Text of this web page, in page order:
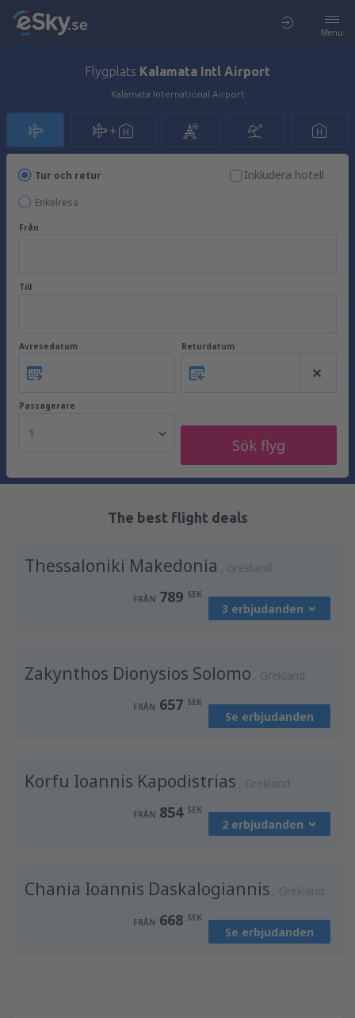
Menu
Flygplats Kalamata Intl Airport
Kalamata International Airport
Tur och retur
Enkelresa
Inkludera hotell
Från
Till
Avresedatum Returdatum
Passagerare
1
Sök flyg
The best flight deals
Thessaloniki Makedonia Grekland
FRÅN 789 SEK
3 erbjudanden
FRÅN 833SEK
(GOT)
frånStockholm, Arlanda (ARN)
Zakynthos Dionysios Solomo Grekland
FRÅN 657 SEK
Se erbjudanden
Korfu Ioannis Kapodistrias Grekland
FRÅN 854 SEK
2 erbjudanden
FRÅN 865 SEK
(ARN)
Chania Ioannis Daskalogiannis Grekland
FRÅN 668 SEK
Se erbjudanden